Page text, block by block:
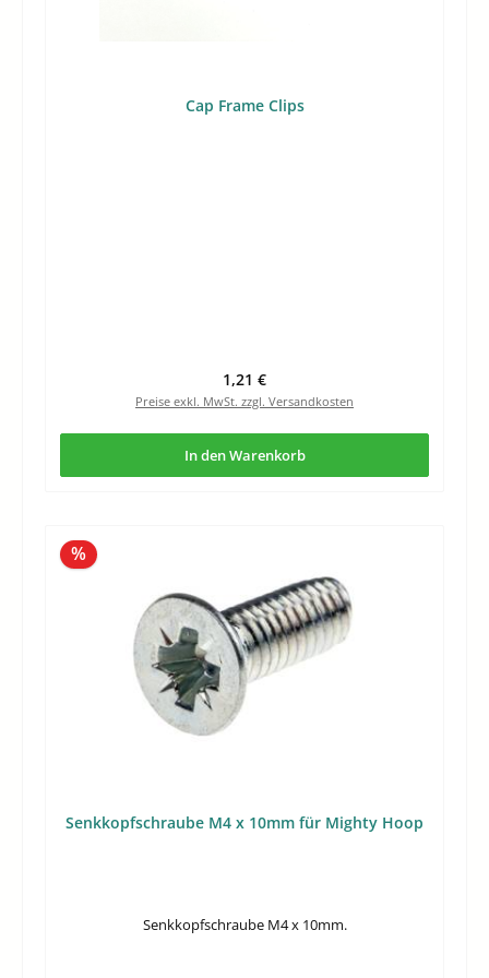
Cap Frame Clips
Regulärer Preis:
1,21 €
Preise exkl. MwSt. zzgl. Versandkosten
In den Warenkorb
%Rabatt
Senkkopfschraube M4 x 10mm für Mighty Hoop
Senkkopfschraube M4 x 10mm.